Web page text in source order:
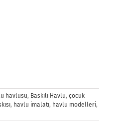
havlusu, Baskılı Havlu, çocuk
, havlu imalatı, havlu modelleri,